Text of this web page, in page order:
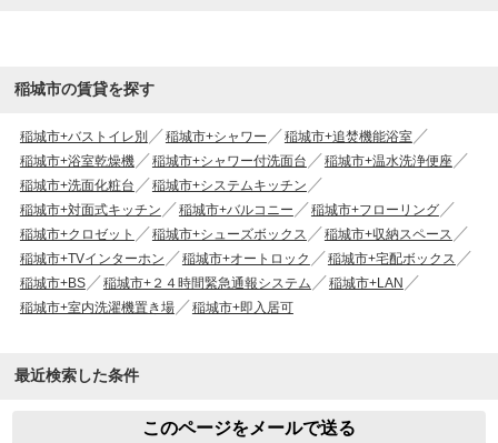
稲城市の賃貸を探す
稲城市+バストイレ別 稲城市+シャワー
稲城市+追焚機能浴室
稲城市+浴室乾燥機
稲城市+シャワー付洗面台
稲城市+温水洗浄便座
稲城市+洗面化粧台
稲城市+システムキッチン
稲城市+対面式キッチン
稲城市+バルコニー
稲城市+フローリング
稲城市+クロゼット
稲城市+シューズボックス
稲城市+収納スペース
稲城市+TVインターホン
稲城市+オートロック
稲城市+宅配ボックス
稲城市+BS
稲城市+２４時間緊急通報システム
稲城市+LAN
稲城市+室内洗濯機置き場
稲城市+即入居可
最近検索した条件
このページをメールで送る